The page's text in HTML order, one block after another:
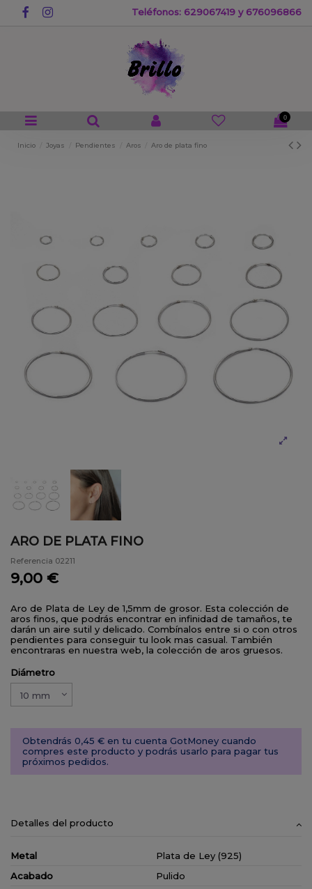
Teléfonos: 629067419 y 676096866
0
Inicio Joyas Pendientes Aros Aro de plata fino
ARO DE PLATA FINO
Referencia 02211
9,00 €
Aro de Plata de Ley de 1,5mm de grosor. Esta colección de
aros finos, que podrás encontrar en infinidad de tamaños, te
darán un aire sutil y delicado. Combínalos entre si o con otros
pendientes para conseguir tu look mas casual. También
encontraras en nuestra web, la colección de aros gruesos.
Diámetro
Obtendrás 0,45 € en tu cuenta GotMoney cuando
compres este producto y podrás usarlo para pagar tus
próximos pedidos.
Detalles del producto
Metal
Plata de Ley (925)
Acabado
Pulido